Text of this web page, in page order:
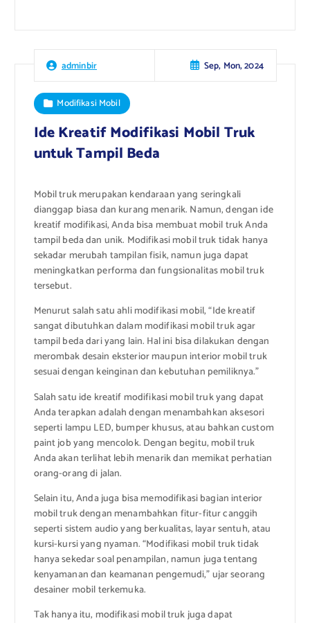
adminbir Sep, Mon, 2024
Modifikasi Mobil
Ide Kreatif Modifikasi Mobil Truk
untuk Tampil Beda
Mobil truk merupakan kendaraan yang seringkali
dianggap biasa dan kurang menarik. Namun, dengan ide
kreatif modifikasi, Anda bisa membuat mobil truk Anda
tampil beda dan unik. Modifikasi mobil truk tidak hanya
sekadar merubah tampilan fisik, namun juga dapat
meningkatkan performa dan fungsionalitas mobil truk
tersebut.
Menurut salah satu ahli modifikasi mobil, “Ide kreatif
sangat dibutuhkan dalam modifikasi mobil truk agar
tampil beda dari yang lain. Hal ini bisa dilakukan dengan
merombak desain eksterior maupun interior mobil truk
sesuai dengan keinginan dan kebutuhan pemiliknya.”
Salah satu ide kreatif modifikasi mobil truk yang dapat
Anda terapkan adalah dengan menambahkan aksesori
seperti lampu LED, bumper khusus, atau bahkan custom
paint job yang mencolok. Dengan begitu, mobil truk
Anda akan terlihat lebih menarik dan memikat perhatian
orang-orang di jalan.
Selain itu, Anda juga bisa memodifikasi bagian interior
mobil truk dengan menambahkan fitur-fitur canggih
seperti sistem audio yang berkualitas, layar sentuh, atau
kursi-kursi yang nyaman. “Modifikasi mobil truk tidak
hanya sekedar soal penampilan, namun juga tentang
kenyamanan dan keamanan pengemudi,” ujar seorang
desainer mobil terkemuka.
Tak hanya itu, modifikasi mobil truk juga dapat